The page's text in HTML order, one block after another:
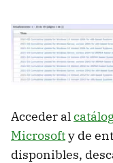
Acceder al
Microsofty de
disponibles,